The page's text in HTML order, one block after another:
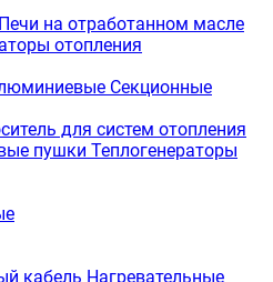
Печи на отработанном масле
отопления
Секционные
для систем отопления
пушки Теплогенераторы
кабель Нагревательные